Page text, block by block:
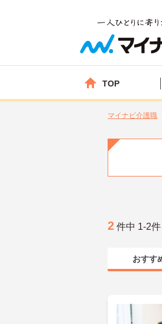
TOP
マイナビ介護職
2 件中 1-2
おすす